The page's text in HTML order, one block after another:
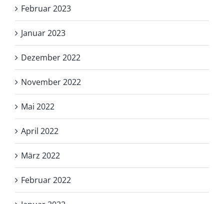
Februar 2023
Januar 2023
Dezember 2022
November 2022
Mai 2022
April 2022
März 2022
Februar 2022